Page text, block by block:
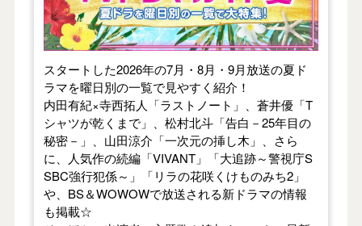
スタートした2026年の7月・8月・9月放送の夏ド
ラマを曜日別の一覧で見やすく紹介！
内田有紀×寺西拓人「ラストノート」、蒼井優「T
シャツが乾くまで」、松村北斗「告白－25年目の
秘密－」、山田涼介「一次元の挿し木」、さら
に、人気作の続編「VIVANT」「大追跡～警視庁S
SBC強行犯係～」「リラの花咲くけものみち2」
や、BS＆WOWOWで放送される新ドラマの情報
も掲載☆